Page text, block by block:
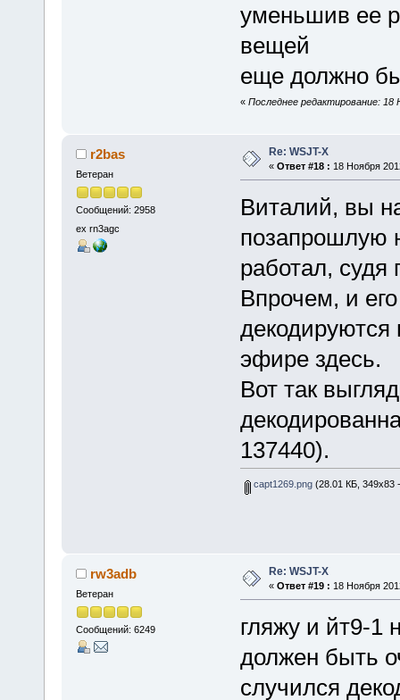
уменьшив ее
вещей
еще должно
« Последнее редактирование: 18
r2bas
Ветеран
Сообщений: 2958
ex rn3agc
Re: WSJT-X
« Ответ #18 : 18 Ноября
Виталий, вы
позапрошлую
работал, судя
Впрочем, и
эфире здесь.
Вот так
137440).
capt1269.png(28.01 КБ, 349x83
rw3adb
Ветеран
Сообщений: 6249
Re: WSJT-X
« Ответ #19 : 18 Ноября
гляжу и йт9-1
должен быть
случился